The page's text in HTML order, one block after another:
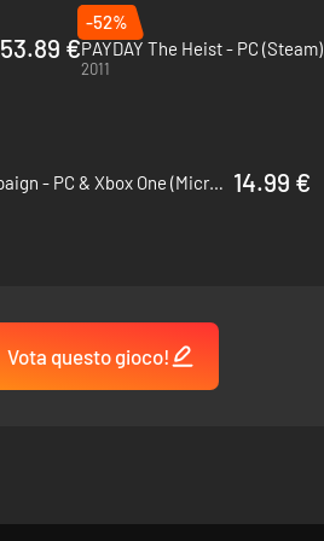
53.89 €
-52%
PAYDAY The Heist - PC (Steam)
2011
Halo Infinite - Campaign - PC & Xbox One (Microsoft Store) 14.99 €
Vota questo gioco!